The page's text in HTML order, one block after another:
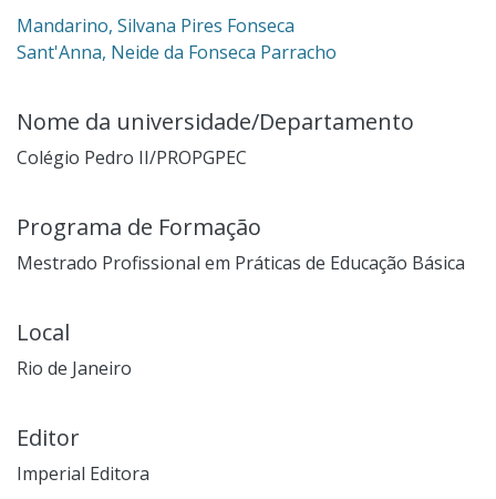
Mandarino, Silvana Pires Fonseca
Sant'Anna, Neide da Fonseca Parracho
Nome da universidade/Departamento
Colégio Pedro II/PROPGPEC
Programa de Formação
Mestrado Profissional em Práticas de Educação Básica
Local
Rio de Janeiro
Editor
Imperial Editora